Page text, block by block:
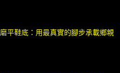
平鞋底：用最真實的腳步承載鄉親